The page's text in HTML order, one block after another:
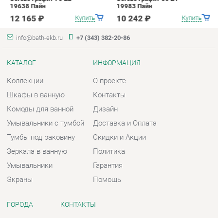
Умывальники с тумбой
Зеркала в ванную
Умывальники
Экраны
Контакты
Доставка и Оплата
Политика
Гарантия
Помощь
Весь мир
Екатеринбург
Шоурум и склад самовывоза
Адрес: г. Екатеринбург,
Металлургов, 84
Телефон: +7 (343) 382-20-86
Пн - Пт:10:00 - 20:00 (GMT+5)